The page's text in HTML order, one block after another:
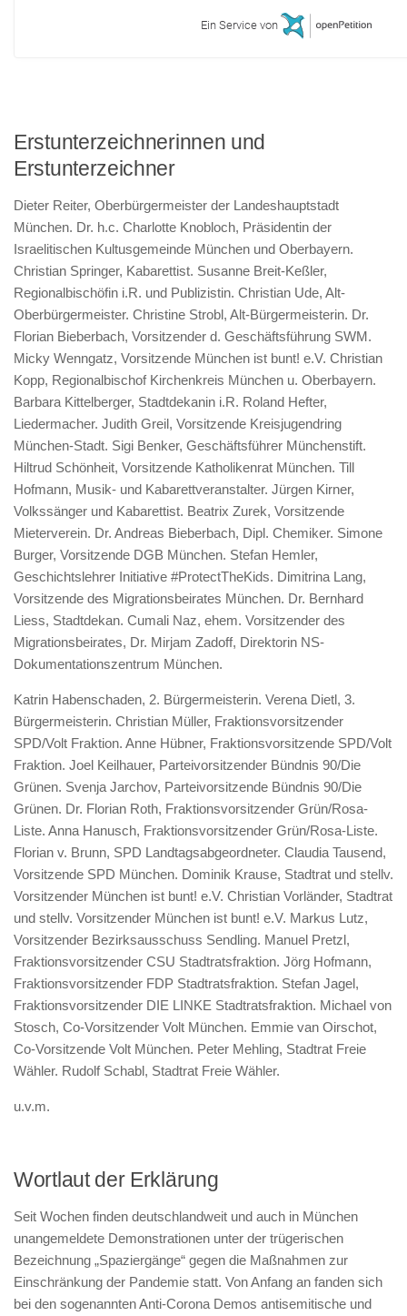
Ein Service von
Erstunterzeichnerinnen und
Erstunterzeichner
Dieter Reiter, Oberbürgermeister der Landeshauptstadt
München. Dr. h.c. Charlotte Knobloch, Präsidentin der
Israelitischen Kultusgemeinde München und Oberbayern.
Christian Springer, Kabarettist. Susanne Breit-Keßler,
Regionalbischöfin i.R. und Publizistin. Christian Ude, Alt-
Oberbürgermeister. Christine Strobl, Alt-Bürgermeisterin. Dr.
Florian Bieberbach, Vorsitzender d. Geschäftsführung SWM.
Micky Wenngatz, Vorsitzende München ist bunt! e.V. Christian
Kopp, Regionalbischof Kirchenkreis München u. Oberbayern.
Barbara Kittelberger, Stadtdekanin i.R. Roland Hefter,
Liedermacher. Judith Greil, Vorsitzende Kreisjugendring
München-Stadt. Sigi Benker, Geschäftsführer Münchenstift.
Hiltrud Schönheit, Vorsitzende Katholikenrat München. Till
Hofmann, Musik- und Kabarettveranstalter. Jürgen Kirner,
Volkssänger und Kabarettist. Beatrix Zurek, Vorsitzende
Mieterverein. Dr. Andreas Bieberbach, Dipl. Chemiker. Simone
Burger, Vorsitzende DGB München. Stefan Hemler,
Geschichtslehrer Initiative #ProtectTheKids. Dimitrina Lang,
Vorsitzende des Migrationsbeirates München. Dr. Bernhard
Liess, Stadtdekan. Cumali Naz, ehem. Vorsitzender des
Migrationsbeirates, Dr. Mirjam Zadoff, Direktorin NS-
Dokumentationszentrum München.
Katrin Habenschaden, 2. Bürgermeisterin. Verena Dietl, 3.
Bürgermeisterin. Christian Müller, Fraktionsvorsitzender
SPD/Volt Fraktion. Anne Hübner, Fraktionsvorsitzende SPD/Volt
Fraktion. Joel Keilhauer, Parteivorsitzender Bündnis 90/Die
Grünen. Svenja Jarchov, Parteivorsitzende Bündnis 90/Die
Grünen. Dr. Florian Roth, Fraktionsvorsitzender Grün/Rosa-
Liste. Anna Hanusch, Fraktionsvorsitzender Grün/Rosa-Liste.
Florian v. Brunn, SPD Landtagsabgeordneter. Claudia Tausend,
Vorsitzende SPD München. Dominik Krause, Stadtrat und stellv.
Vorsitzender München ist bunt! e.V. Christian Vorländer, Stadtrat
und stellv. Vorsitzender München ist bunt! e.V. Markus Lutz,
Vorsitzender Bezirksausschuss Sendling. Manuel Pretzl,
Fraktionsvorsitzender CSU Stadtratsfraktion. Jörg Hofmann,
Fraktionsvorsitzender FDP Stadtratsfraktion. Stefan Jagel,
Fraktionsvorsitzender DIE LINKE Stadtratsfraktion. Michael von
Stosch, Co-Vorsitzender Volt München. Emmie van Oirschot,
Co-Vorsitzende Volt München. Peter Mehling, Stadtrat Freie
Wähler. Rudolf Schabl, Stadtrat Freie Wähler.
u.v.m.
Wortlaut der Erklärung
Seit Wochen finden deutschlandweit und auch in München
unangemeldete Demonstrationen unter der trügerischen
Bezeichnung „Spaziergänge“ gegen die Maßnahmen zur
Einschränkung der Pandemie statt. Von Anfang an fanden sich
bei den sogenannten Anti-Corona Demos antisemitische und